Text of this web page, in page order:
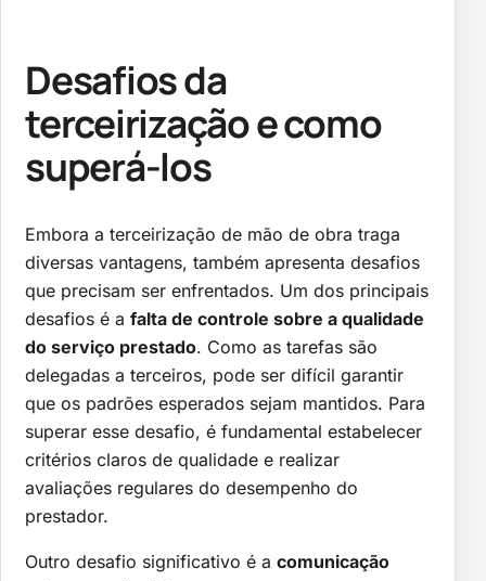
Desafios da
terceirização e como
superá-los
Embora a terceirização de mão de obra traga
diversas vantagens, também apresenta desafios
que precisam ser enfrentados. Um dos principais
desafios é a falta de controle sobre a qualidade
do serviço prestado. Como as tarefas são
delegadas a terceiros, pode ser difícil garantir
que os padrões esperados sejam mantidos. Para
superar esse desafio, é fundamental estabelecer
critérios claros de qualidade e realizar
avaliações regulares do desempenho do
prestador.
Outro desafio significativo é a comunicação